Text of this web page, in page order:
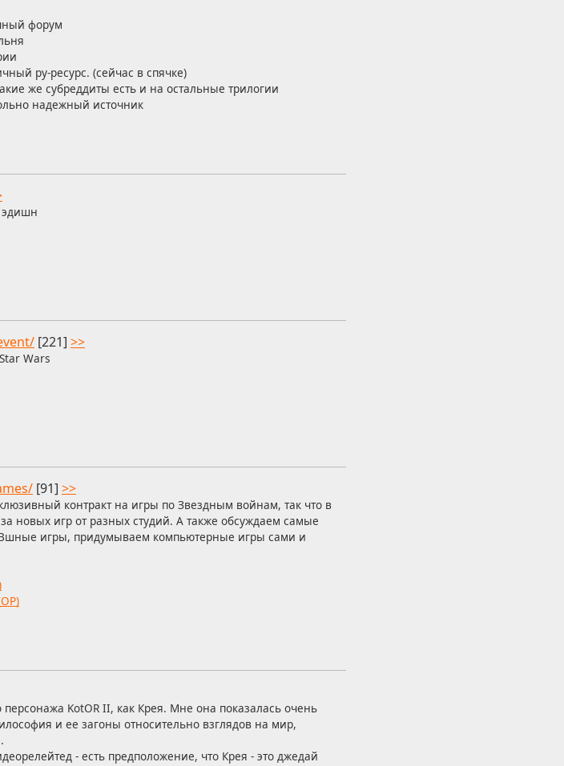
форум
ру-ресурс. (сейчас в спячке)
же субреддиты есть и на остальные трилогии
надежный источник
эдишн
[221] >>
Wars
[91] >>
контракт на игры по Звездным войнам, так что в
новых игр от разных студий. А также обсуждаем самые
игры, придумываем компьютерные игры сами и
KotOR II, как Крея. Мне она показалась очень
и ее загоны относительно взглядов на мир,
- есть предположение, что Крея - это джедай